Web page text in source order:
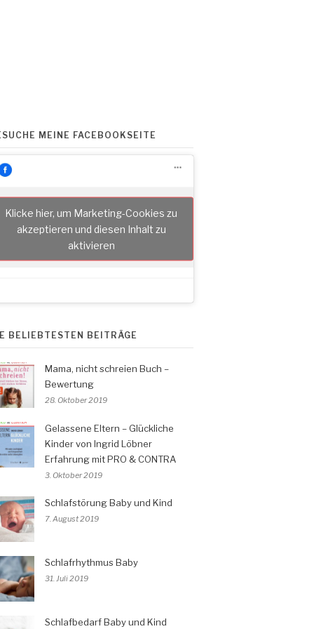
MEINE FACEBOOKSEITE
Klicke hier, um Marketing-Cookies zu
akzeptieren und diesen Inhalt zu
aktivieren
BELIEBTESTEN BEITRÄGE
Mama, nicht schreien Buch –
Bewertung
28. Oktober 2019
Gelassene Eltern – Glückliche
Kinder von Ingrid Löbner
Erfahrung mit PRO & CONTRA
3. Oktober 2019
Schlafstörung Baby und Kind
7. August 2019
Schlafrhythmus Baby
31. Juli 2019
Schlafbedarf Baby und Kind